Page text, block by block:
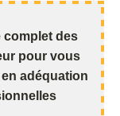
complet des
pour vous
adéquation